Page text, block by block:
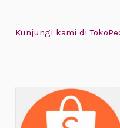
Kunjungi kami di